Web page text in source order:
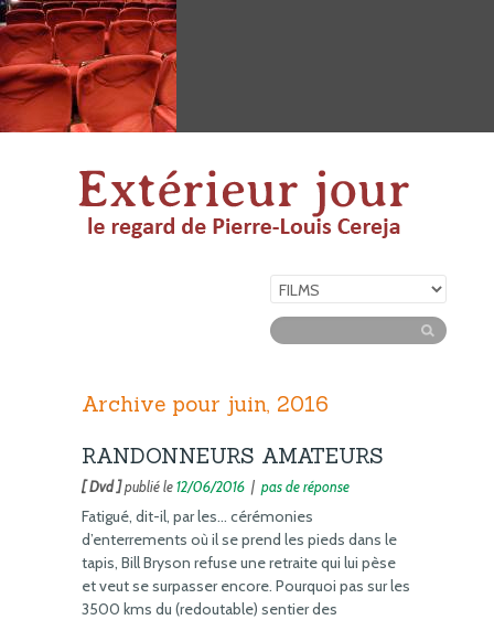
Archive pour juin, 2016
RANDONNEURS AMATEURS
[ Dvd ]publié le12/06/2016 | pas de réponse
Fatigué, dit-il, par les… cérémonies
d’enterrements où il se prend les pieds dans le
tapis, Bill Bryson refuse une retraite qui lui pèse
et veut se surpasser encore. Pourquoi pas sur les
3500 kms du (redoutable) sentier des